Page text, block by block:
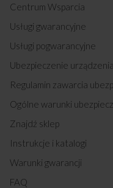
Centrum Wsparcia
Usługi gwarancyjne
Usługi pogwarancyjne
Ubezpieczenie urządzenia
Regulamin zawarcia
Ogólne warunki
Znajdź sklep
Instrukcje i katalogi
Warunki gwarancji
FAQ